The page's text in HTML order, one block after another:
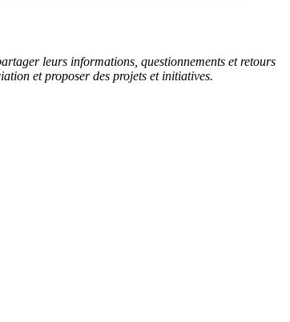
leurs informations, questionnements et retours
et proposer des projets et initiatives.